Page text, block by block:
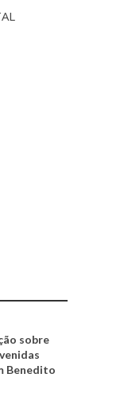
sobre
Benedito